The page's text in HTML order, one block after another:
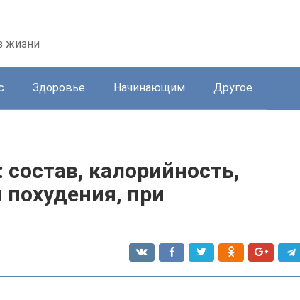
жизни
Здоровье Начинающим Другое
калорийность,
при